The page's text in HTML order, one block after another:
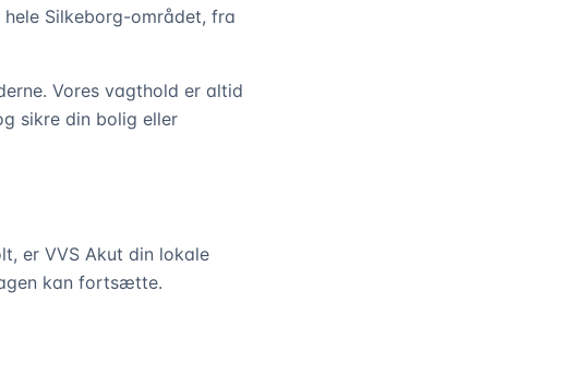
Silkeborg-området, fra
Vores vagthold er altid
sikre din bolig eller
er VVS Akut din lokale
kan fortsætte.